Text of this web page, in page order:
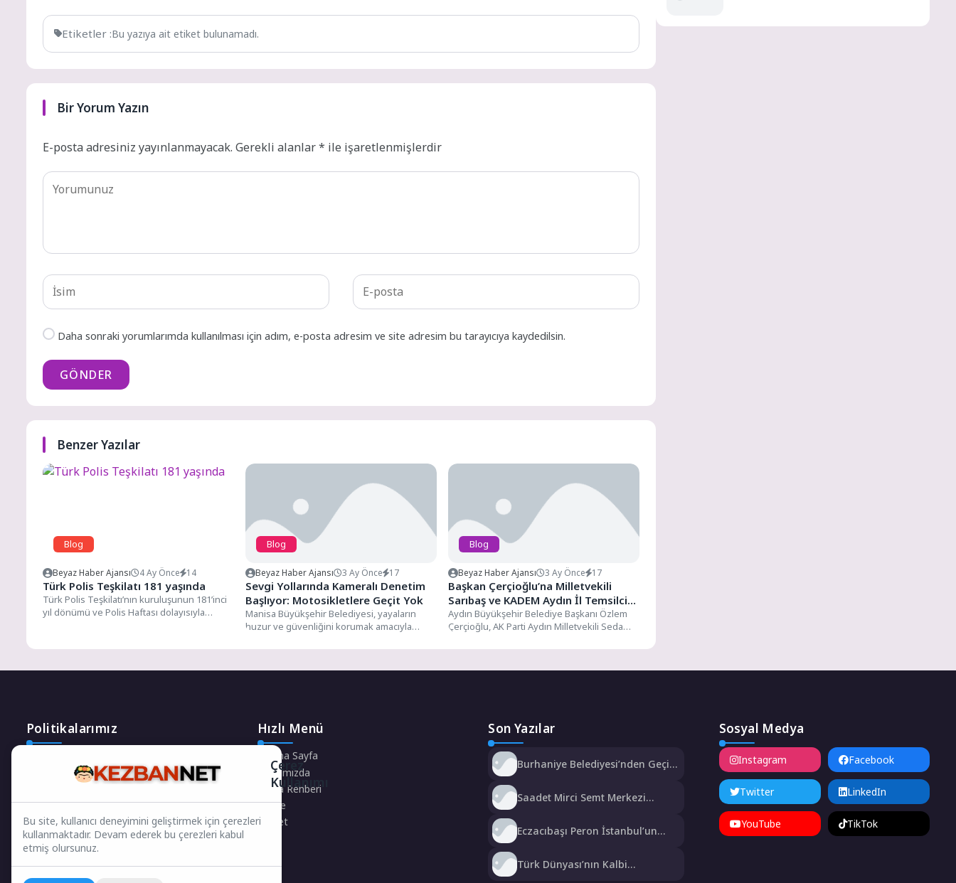
Etiketler :Bu yazıya ait etiket bulunamadı.
Bir Yorum Yazın
E-posta adresiniz yayınlanmayacak. Gerekli alanlar* ile işaretlenmişlerdir
Daha sonraki yorumlarımda kullanılması için adım, e-posta adresim ve site adresim bu tarayıcıya kaydedilsin.
GÖNDER
Benzer Yazılar
Blog
Beyaz Haber Ajansı 4 Ay Önce 14
Türk Polis Teşkilatı 181 yaşında
Türk Polis Teşkilatı’nın kuruluşunun 181’inci
yıl dönümü ve Polis Haftası dolayısıyla
Blog
Beyaz Haber Ajansı 3 Ay Önce 17
Sevgi Yollarında Kameralı Denetim
Başlıyor: Motosikletlere Geçit Yok
Manisa Büyükşehir Belediyesi, yayaların
huzur ve güvenliğini korumak amacıyla
Blog
Beyaz Haber Ajansı 3 Ay Önce 17
Başkan Çerçioğlu’na Milletvekili
Sarıbaş ve KADEM Aydın İl Temsilcisi
Akıcı’dan Ziyaret
Aydın Büyükşehir Belediye Başkanı Özlem
Çerçioğlu, AK Parti Aydın Milletvekili Seda
Politikalarımız
Çerez Politikası
Telif Hakları Politikası
Hızlı Menü
Ana Sayfa
Hakkımızda
Firma Rehberi
Künye
Keşfet
Son Yazılar
Burhaniye Belediyesi’nden Geçici
Saadet Mirci Semt Merkezi
oldu
Eczacıbaşı Peron İstanbul’un
Türk Dünyası’nın Kalbi
Sosyal Medya
Instagram Facebook
Twitter LinkedIn
YouTube TikTok
Çerez
Kullanımı
Bu site, kullanıcı deneyimini geliştirmek için çerezleri
kullanmaktadır. Devam ederek bu çerezleri kabul
etmiş olursunuz.